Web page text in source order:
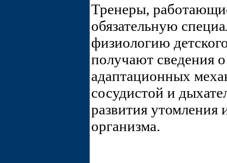
Тренеры,
обязательную
физиологию
получают сведения
адаптационных
сосудистой и
развития утомления
организма.